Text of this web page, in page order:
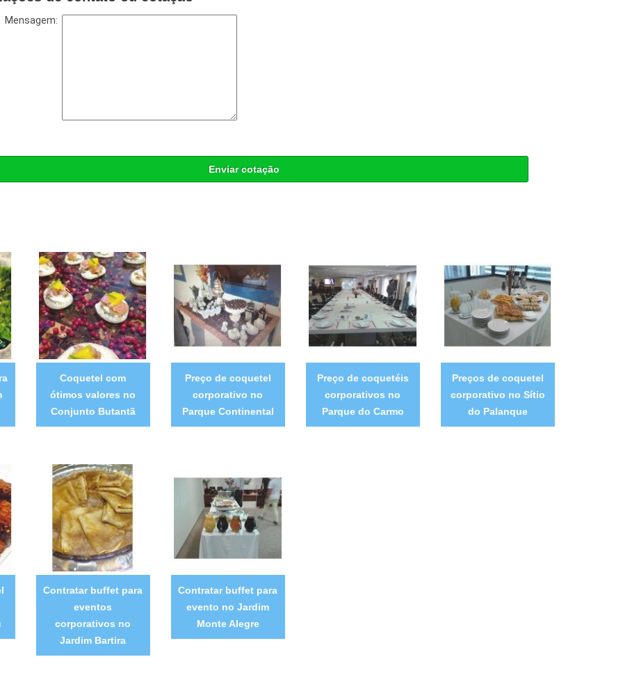
Mensagem:
Enviar cotação
Coquetel com
ótimos valores no
Conjunto Butantã
Preço de coquetel
corporativo no
Parque Continental
Preço de coquetéis
corporativos no
Parque do Carmo
Preços de coquetel
corporativo no Sítio
do Palanque
Contratar buffet para
eventos
corporativos no
Jardim Bartira
Contratar buffet para
evento no Jardim
Monte Alegre